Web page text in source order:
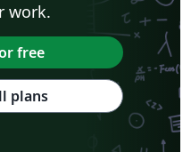
work.
free
plans